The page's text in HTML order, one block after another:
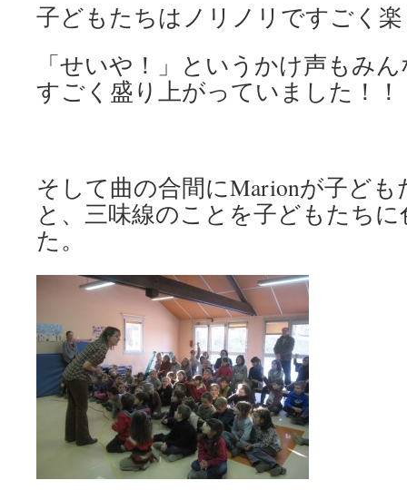
子どもたちはノリノリですごく
「せいや！」というかけ声もみ
すごく盛り上がっていました！！
そして曲の合間にMarionが子ど
と、三味線のことを子どもたち
た。